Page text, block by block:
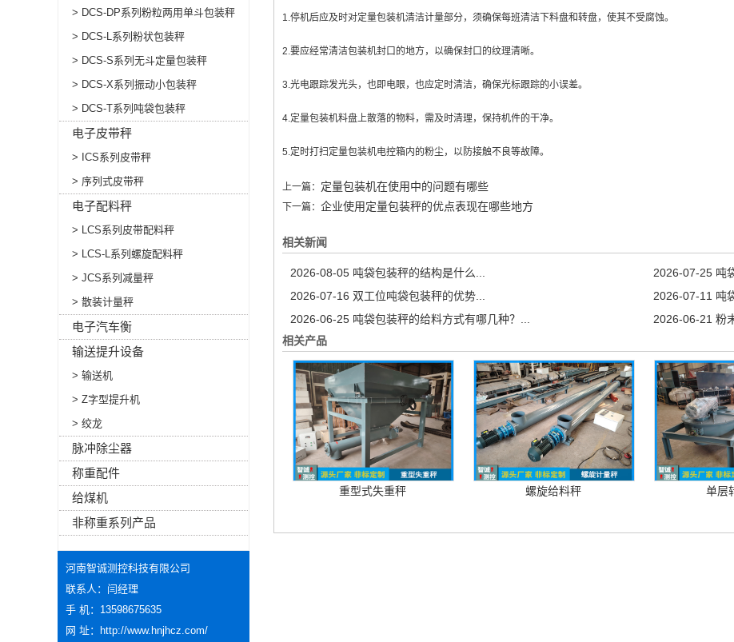
1.停机后应及时对定量包装机清洁计量部分，须确保每班清洁下料盘和转盘，使其不受腐蚀。
2.要应经常清洁包装机封口的地方，以确保封口的纹理清晰。
3.光电跟踪发光头，也即电眼，也应定时清洁，确保光标跟踪的小误差。
4.定量包装机料盘上散落的物料，需及时清理，保持机件的干净。
5.定时打扫定量包装机电控箱内的粉尘，以防接触不良等故障。
上一篇： 定量包装机在使用中的问题有哪些
下一篇： 企业使用定量包装秤的优点表现在哪些地方
相关新闻
2026-08-05 吨袋包装秤的结构是什么... 2026-07-25 吨
2026-07-16 双工位吨袋包装秤的优势... 2026-07-11 吨
2026-06-25 吨袋包装秤的给料方式有哪几种？... 2026-06-21 粉
相关产品
重型式失重秤 螺旋给料秤 单层
> DCS-DP系列粉粒两用单斗包装秤
> DCS-L系列粉状包装秤
> DCS-S系列无斗定量包装秤
> DCS-X系列振动小包装秤
> DCS-T系列吨袋包装秤
电子皮带秤
> ICS系列皮带秤
> 序列式皮带秤
电子配料秤
> LCS系列皮带配料秤
> LCS-L系列螺旋配料秤
> JCS系列减量秤
> 散装计量秤
电子汽车衡
输送提升设备
> 输送机
> Z字型提升机
> 绞龙
脉冲除尘器
称重配件
给煤机
非称重系列产品
河南智诚测控科技有限公司
联系人：闫经理
手 机：13598675635
网 址：
http://www.hnjhcz.com/